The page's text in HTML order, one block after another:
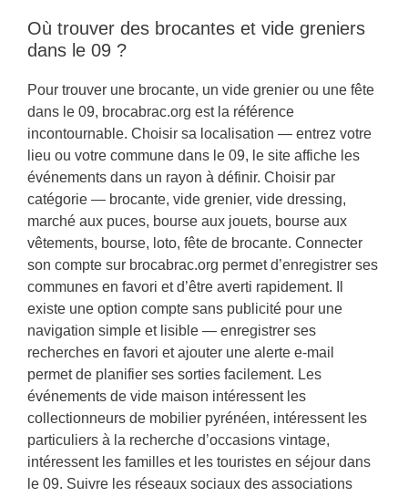
Où trouver des brocantes et vide greniers
dans le 09 ?
Pour trouver une brocante, un vide grenier ou une fête
dans le 09, brocabrac.org est la référence
incontournable. Choisir sa localisation — entrez votre
lieu ou votre commune dans le 09, le site affiche les
événements dans un rayon à définir. Choisir par
catégorie — brocante, vide grenier, vide dressing,
marché aux puces, bourse aux jouets, bourse aux
vêtements, bourse, loto, fête de brocante. Connecter
son compte sur brocabrac.org permet d’enregistrer ses
communes en favori et d’être averti rapidement. Il
existe une option compte sans publicité pour une
navigation simple et lisible — enregistrer ses
recherches en favori et ajouter une alerte e-mail
permet de planifier ses sorties facilement. Les
événements de vide maison intéressent les
collectionneurs de mobilier pyrénéen, intéressent les
particuliers à la recherche d’occasions vintage,
intéressent les familles et les touristes en séjour dans
le 09. Suivre les réseaux sociaux des associations